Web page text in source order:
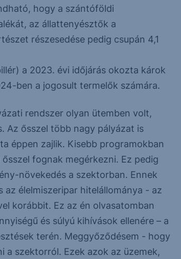
hogy a szántóföldi
az állattenyésztők a
részesedése pedig csupán 4,1
a 2023. évi időjárás okozta károk
ben a jogosult termelők számára.
rendszer olyan ütemben volt,
Az ősszel több nagy pályázat is
éppen zajlik. Kisebb programokban
fognak megérkezni. Ez pedig
növekedés a szektorban. Ennek
élelmiszeripar hitelállománya - az
korábbit. Ez az én olvasatomban
és súlyú kihívások ellenére – a
terén. Meggyőződésem - hogy
a szektorról. Ezek azok az üzemek,